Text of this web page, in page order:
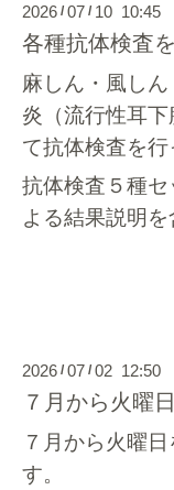
2026 / 07 / 10 10:45
各種抗体検査
麻しん・風し
炎（流行性耳
て抗体検査を行
抗体検査５種
よる結果説明を
2026 / 07 / 02 12:50
７月から火曜
７月から火曜
す。